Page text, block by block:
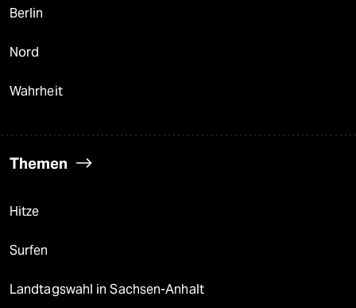
Berlin
Nord
Wahrheit
Themen
Hitze
Surfen
Landtagswahl in Sachsen-Anhalt